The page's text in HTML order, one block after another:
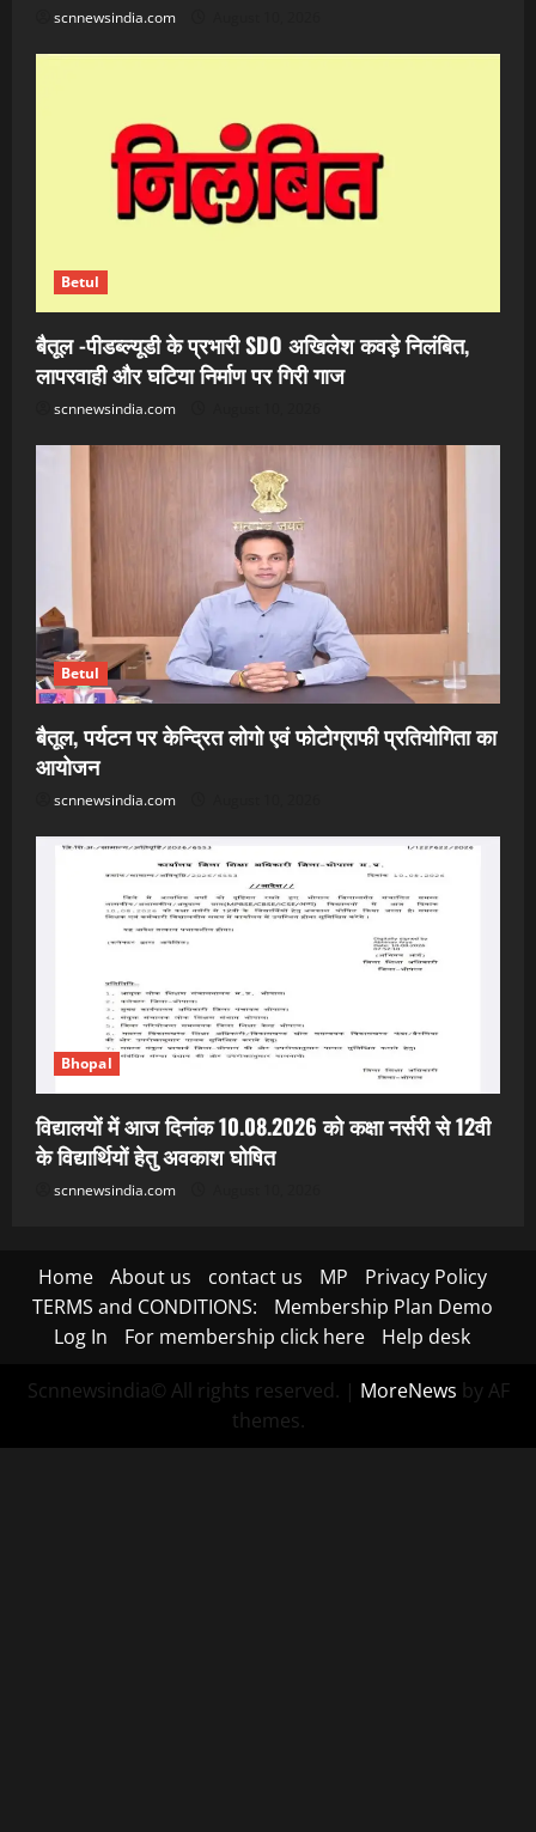
scnnewsindia.com
Betul
बैतूल -पीडब्ल्यूडी के प्रभारी SDO अखिलेश कवड़े निलंबित,
लापरवाही और घटिया निर्माण पर गिरी गाज
scnnewsindia.com
Betul
बैतूल, पर्यटन पर केन्द्रित लोगो एवं फोटोग्राफी प्रतियोगिता का
आयोजन
scnnewsindia.com
Bhopal
विद्यालयों में आज दिनांक 10.08.2026 को कक्षा नर्सरी से 12वी
के विद्यार्थियों हेतु अवकाश घोषित
scnnewsindia.com
Home About us contact us MP
Privacy Policy
TERMS and CONDITIONS:
Membership Plan Demo
Log In
For membership click here Help desk
Scnnewsindia© All rights reserved. | MoreNews by AF
themes.